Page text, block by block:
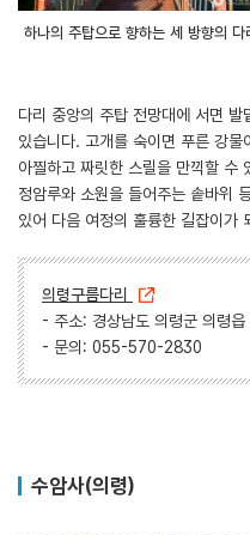
하나의 주탑으로 향하는 세 방향의 다
다리 중앙의 주탑 전망대에 서면 발
있습니다. 고개를 숙이면 푸른 강
아찔하고 짜릿한 스릴을 만끽할 수
정암루와 소원을 들어주는 솥바위
있어 다음 여정의 훌륭한 길잡이가
의령구름다리
- 주소: 경상남도 의령군 의령
- 문의: 055-570-2830
수암사(의령)